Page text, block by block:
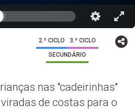
2.º CICLO 3.º CICLO
SECUNDÁRIO
nas "cadeirinhas"
de costas para o